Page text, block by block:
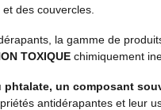
des couvercles.
la gamme de
TOXIQUE chimiquement
phtalate, un composant
antidérapantes et leur